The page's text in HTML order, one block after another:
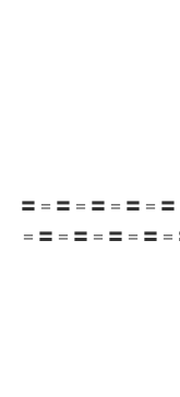
〓＝〓＝〓＝〓＝
＝〓＝〓＝〓＝〓＝